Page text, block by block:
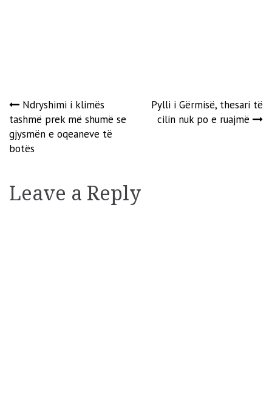
Post
navigation
Ndryshimi i klimës
tashmë prek më shumë se
gjysmën e oqeaneve të
botës
Pylli i Gërmisë, thesari të
cilin nuk po e ruajmë
Leave a Reply